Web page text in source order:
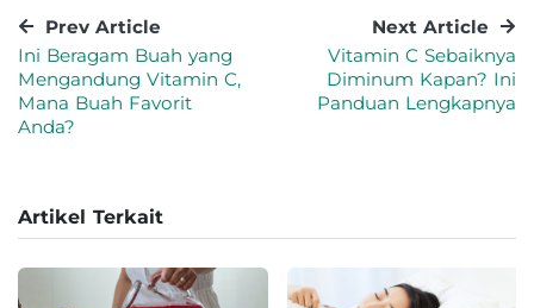
Prev Article
Ini Beragam Buah yang
Mengandung Vitamin C,
Mana Buah Favorit
Anda?
Next Article
Vitamin C Sebaiknya
Diminum Kapan? Ini
Panduan Lengkapnya
Artikel Terkait